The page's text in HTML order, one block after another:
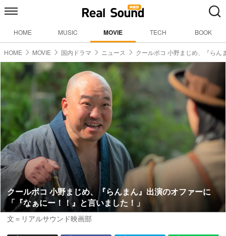
HOME MUSIC MOVIE TECH BOOK
HOME MOVIE 国内ドラマ ニュース クールポコ 小野まじめ、『らん
クールポコ 小野まじめ、『らんまん』出演のオファーに
「『なぁにー！！』と言いました！」
文＝リアルサウンド映画部